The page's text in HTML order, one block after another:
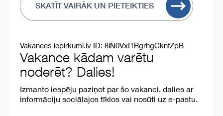
SKATĪT VAIRĀK UN PIETEIKTIES
Vakances iepirkumi.lv ID: 8iN0VxI1RgrhgCknfZpB
Vakance kādam varētu
noderēt? Dalies!
Izmanto iespēju paziņot par šo vakanci, dalies ar
informāciju sociālajos tīklos vai nosūti uz e-pastu.